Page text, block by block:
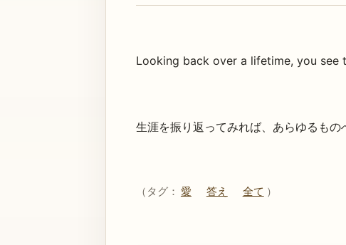
Looking back over a lifetime, you
生涯を振り返ってみれば、あらゆるもの
（タグ： 愛 答え 全て ）